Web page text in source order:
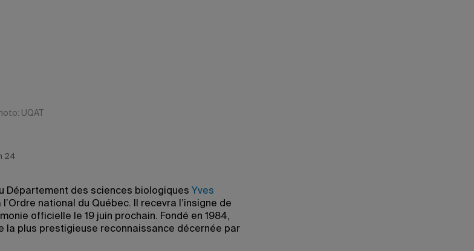
UQAT
24
Département des sciences biologiques Yves
national du Québec. Il recevra l’insigne de
officielle le 19 juin prochain. Fondé en 1984,
la plus prestigieuse reconnaissance décernée par